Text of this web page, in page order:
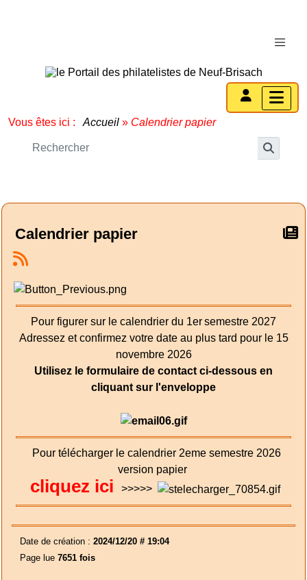
Vous êtes ici : Accueil » Calendrier papier
Calendrier papier
Pour figurer sur le calendrier du 1ersemestre 2027
Adressez et confirmez votre date au plus tard pour le 15
novembre 2026
Utilisez le formulaire de contact ci-dessous en
cliquant sur l'enveloppe
Pour télécharger le calendrier 2eme semestre 2026
version papier
cliquez ici >>>>>
Date de création : 2024/12/20 # 19:04
Page lue 7651 fois